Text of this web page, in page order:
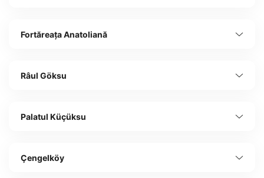
Fortăreața Anatoliană
Râul Göksu
Palatul Küçüksu
Çengelköy